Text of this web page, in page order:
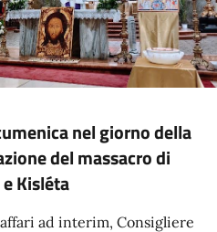
nel giorno della
del massacro di
Kisléta
ad interim, Consigliere